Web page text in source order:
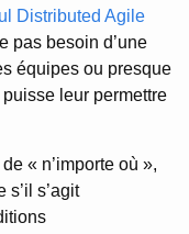
Distributed Agile
pas besoin d’une
équipes ou presque
leur permettre
« n’importe où »,
s’il s’agit